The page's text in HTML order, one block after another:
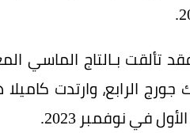
الرابع، وارتدت
في نوفمبر 2023.